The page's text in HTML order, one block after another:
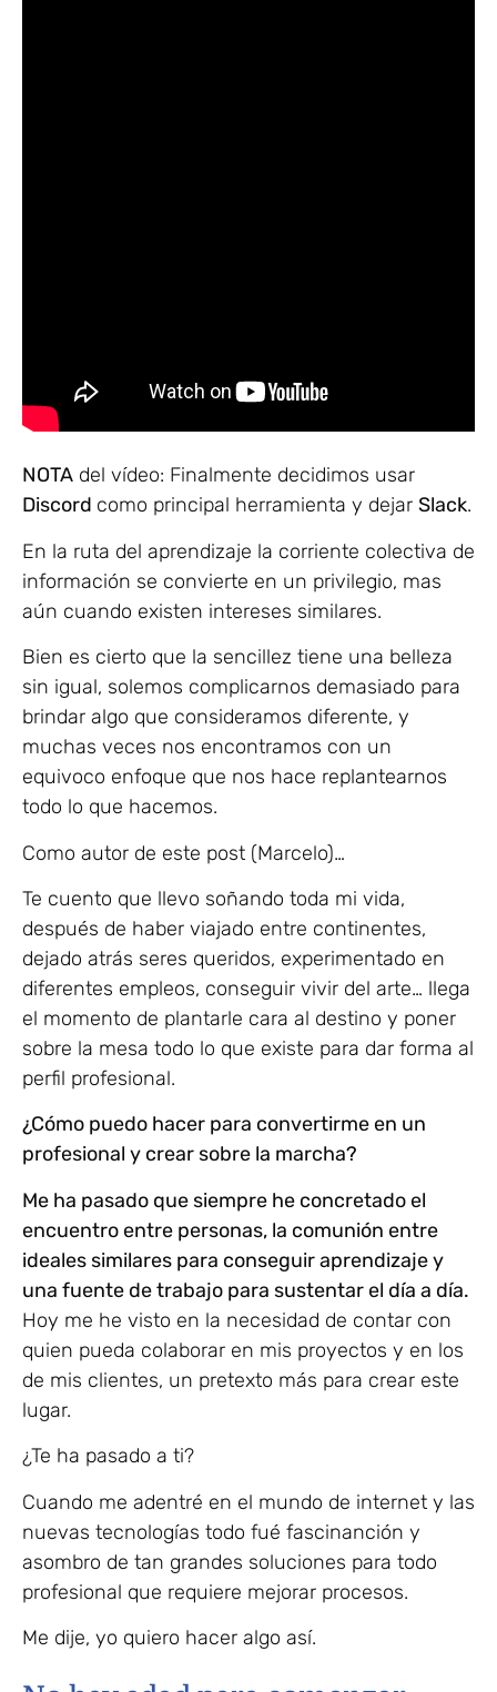
NOTA del vídeo: Finalmente decidimos usar
Discord como principal herramienta y dejar Slack.
En la ruta del aprendizaje la corriente colectiva de
información se convierte en un privilegio, mas
aún cuando existen intereses similares.
Bien es cierto que la sencillez tiene una belleza
sin igual, solemos complicarnos demasiado para
brindar algo que consideramos diferente, y
muchas veces nos encontramos con un
equivoco enfoque que nos hace replantearnos
todo lo que hacemos.
Como autor de este post (Marcelo)…
Te cuento que llevo soñando toda mi vida,
después de haber viajado entre continentes,
dejado atrás seres queridos, experimentado en
diferentes empleos, conseguir vivir del arte… llega
el momento de plantarle cara al destino y poner
sobre la mesa todo lo que existe para dar forma al
perfil profesional.
¿Cómo puedo hacer para convertirme en un
profesional y crear sobre la marcha?
Me ha pasado que siempre he concretado el
encuentro entre personas, la comunión entre
ideales similares para conseguir aprendizaje y
una fuente de trabajo para sustentar el día a día.
Hoy me he visto en la necesidad de contar con
quien pueda colaborar en mis proyectos y en los
de mis clientes, un pretexto más para crear este
lugar.
¿Te ha pasado a ti?
Cuando me adentré en el mundo de internet y las
nuevas tecnologías todo fué fascinanción y
asombro de tan grandes soluciones para todo
profesional que requiere mejorar procesos.
Me dije, yo quiero hacer algo así.